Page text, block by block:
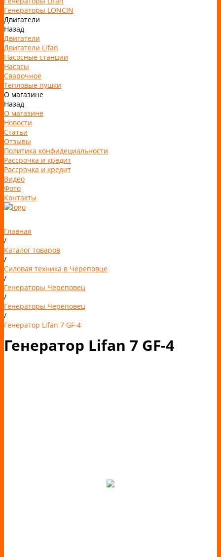
Генераторы LONCIN
Двигатели
Назад
Двигатели
Двигатели Lifan
Насосные станции
Насосы
Сварочное
Тепловые пушки
О магазине
Назад
О магазине
Новости
Статьи
Отзывы
Политика конфидециальности
Рассрочка и кредит
Рассрочка и кредит
Видео
Фото
Контакты
Главная
/
Каталог товаров
/
Силовая техника в Череповце
/
Генераторы Череповец
/
Генераторы Череповец
/
Генератор Lifan 7 GF-4
Генератор Lifan 7 GF-4